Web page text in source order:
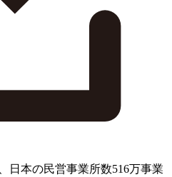
日本の民営事業所数516万事業